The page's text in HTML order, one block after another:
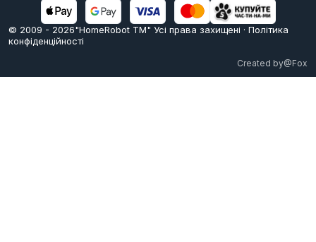
© 2009 - 2026"HomeRobot ТМ" Усi права захищені · Політика
конфіденційності
Created by@Fox